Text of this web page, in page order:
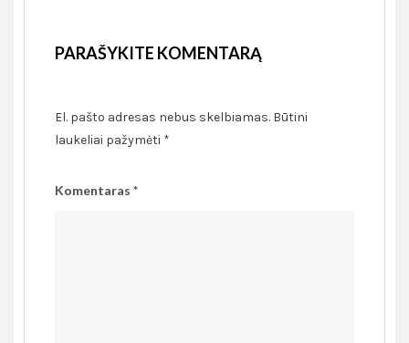
PARAŠYKITE KOMENTARĄ
El. pašto adresas nebus skelbiamas. Būtini
laukeliai pažymėti *
Komentaras *